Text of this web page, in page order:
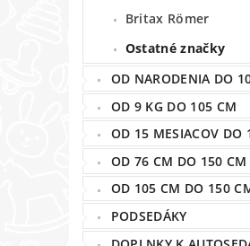
Britax Römer
Ostatné značky
OD NARODENIA DO
OD 9 KG DO 105 CM
OD 15 MESIACOV DO
OD 76 CM DO 150 CM
OD 105 CM DO 150
PODSEDÁKY